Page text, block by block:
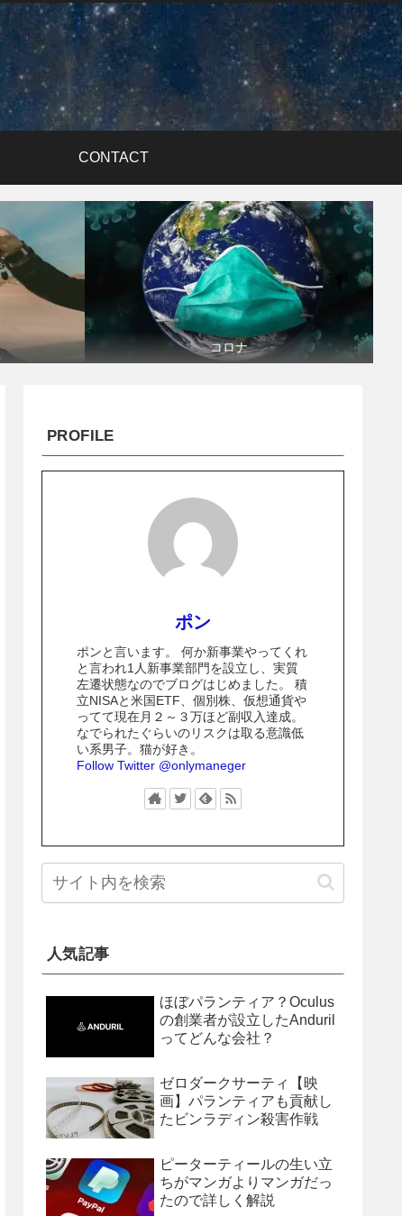
CONTACT
コロナ
PROFILE
ポン
ポンと言います。 何か新事業やってくれ
と言われ1人新事業部門を設立し、実質
左遷状態なのでブログはじめました。 積
立NISAと米国ETF、個別株、仮想通貨や
ってて現在月２～３万ほど副収入達成。
なでられたぐらいのリスクは取る意識低
い系男子。猫が好き。
Follow Twitter @onlymaneger
人気記事
ほぼパランティア？Oculus
の創業者が設立したAnduril
ってどんな会社？
ゼロダークサーティ【映
画】パランティアも貢献し
たビンラディン殺害作戦
ピーターティールの生い立
ちがマンガよりマンガだっ
たので詳しく解説